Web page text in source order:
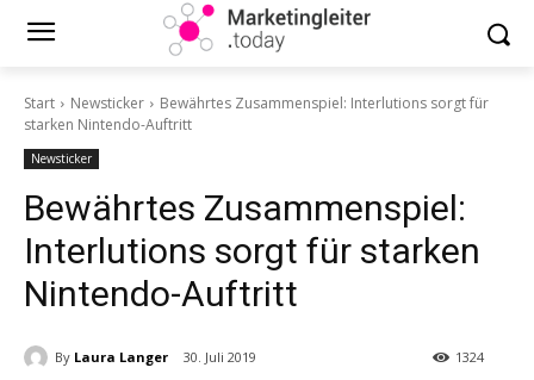
Start Newsticker
Bewährtes Zusammenspiel: Interlutions sorgt für
starken Nintendo-Auftritt
Newsticker
Bewährtes Zusammenspiel:
Interlutions sorgt für starken
Nintendo-Auftritt
By Laura Langer 30. Juli 2019 1324